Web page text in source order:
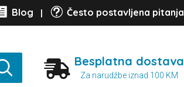
Blog | t Često postavljena pitanja
 Besplatna dostava
Za narudžbe iznad 100 KM